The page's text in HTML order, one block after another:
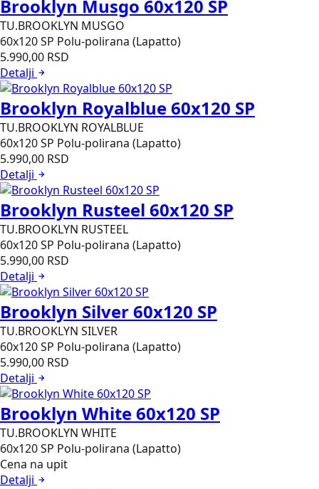
Brooklyn Musgo 60x120 SP
TU.BROOKLYN MUSGO
60x120SP Polu-polirana (Lapatto)
5.990,00 RSD
Detalji
Brooklyn Royalblue 60x120 SP
TU.BROOKLYN ROYALBLUE
60x120SP Polu-polirana (Lapatto)
5.990,00 RSD
Detalji
Brooklyn Rusteel 60x120 SP
TU.BROOKLYN RUSTEEL
60x120SP Polu-polirana (Lapatto)
5.990,00 RSD
Detalji
Brooklyn Silver 60x120 SP
TU.BROOKLYN SILVER
60x120SP Polu-polirana (Lapatto)
5.990,00 RSD
Detalji
Brooklyn White 60x120 SP
TU.BROOKLYN WHITE
60x120SP Polu-polirana (Lapatto)
Cena na upit
Detalji